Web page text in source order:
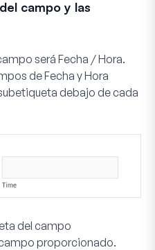
campo y las
será Fecha / Hora.
de Fecha y Hora
debajo de cada
del campo
proporcionado.